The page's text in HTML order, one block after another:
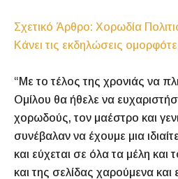
Σχετικό Άρθρο: Χορωδία
Κάνει τις εκδηλώσεις
“Με το τέλος της χρονιάς να
Ομίλου θα ήθελε να
χορωδούς, τον μαέστρο και
συνέβαλαν να έχουμε μια
και εύχεται σε όλα τα μέλη και
και της σελίδας χαρούμενα και